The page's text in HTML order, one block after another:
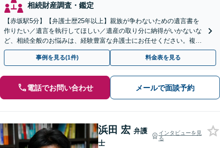
相続財産調査・鑑定
【赤坂駅5分】【弁護士歴25年以上】親族が争わないための遺言書を
作りたい／遺言を執行してほしい／遺産の取り分に納得がいかないな
ど、相続全般のお悩みは、経験豊富な弁護士にお任せください。複雑
な問題も粘り強く対応し、解決に導きます。
事例を見る(1件) 料金表を見る
電話でお問い合わせ メールで面談予約
浜田 宏 弁護
士
インタビューを見
る